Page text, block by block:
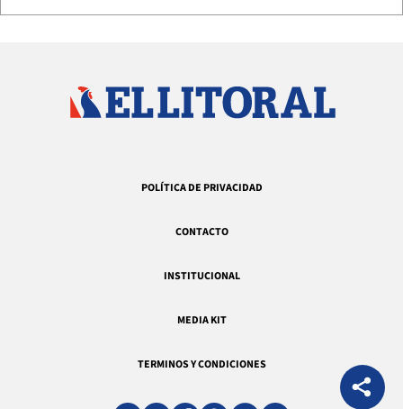
POLÍTICA DE PRIVACIDAD
CONTACTO
INSTITUCIONAL
MEDIA KIT
TERMINOS Y CONDICIONES